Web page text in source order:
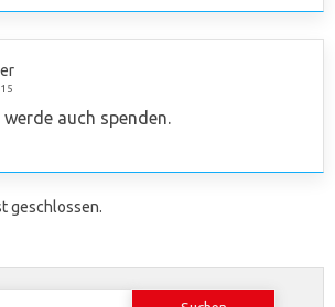
auch spenden.
geschlossen.